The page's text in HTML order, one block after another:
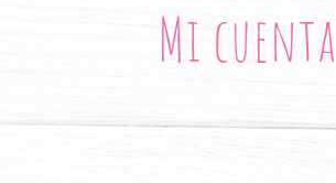
Mi cuenta